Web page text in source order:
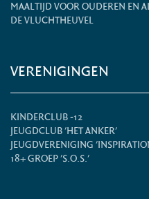
MAALTIJD VOOR OUDEREN EN
DE VLUCHTHEUVEL
VERENIGINGEN
KINDERCLUB -12
JEUGDCLUB 'HET ANKER'
JEUGDVERENIGING
18+ GROEP 'S.O.S.'